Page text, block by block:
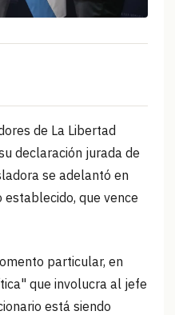
de La Libertad
declaración jurada de
se adelantó en
que vence
particular, en
que involucra al jefe
está siendo